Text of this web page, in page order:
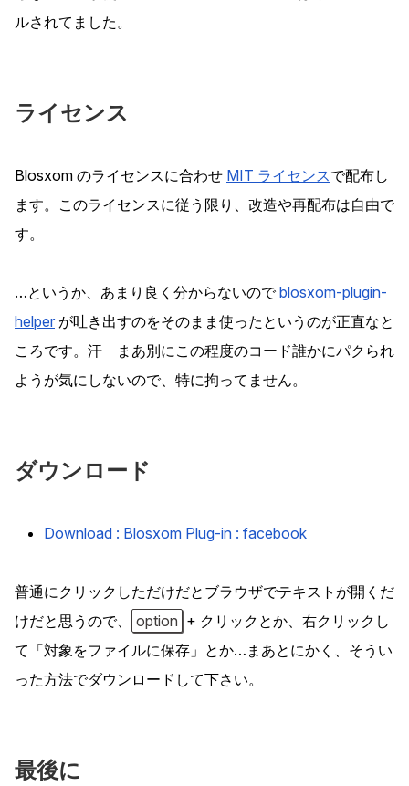
ルされてました。
ライセンス
Blosxom のライセンスに合わせ MIT ライセンスで配布し
ます。このライセンスに従う限り、改造や再配布は自由で
す。
…というか、あまり良く分からないのでblosxom-plugin-
helper が吐き出すのをそのまま使ったというのが正直なと
ころです。汗 まあ別にこの程度のコード誰かにパクられ
ようが気にしないので、特に拘ってません。
ダウンロード
Download : Blosxom Plug-in : facebook
普通にクリックしただけだとブラウザでテキストが開くだ
けだと思うので、
option + クリックとか、右クリックし
て「対象をファイルに保存」とか…まあとにかく、そうい
った方法でダウンロードして下さい。
最後に